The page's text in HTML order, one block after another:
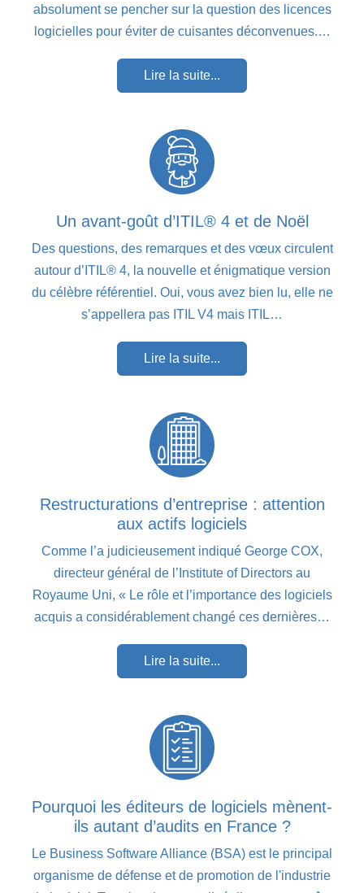
absolument se pencher sur la question des licences
logicielles pour éviter de cuisantes déconvenues.…
Lire la suite...
Un avant-goût d’ITIL® 4 et de Noël
Des questions, des remarques et des vœux circulent
autour d’ITIL® 4, la nouvelle et énigmatique version
du célèbre référentiel. Oui, vous avez bien lu, elle ne
s’appellera pas ITIL V4 mais ITIL…
Lire la suite...
Restructurations d’entreprise : attention
aux actifs logiciels
Comme l’a judicieusement indiqué George COX,
directeur général de l’Institute of Directors au
Royaume Uni, « Le rôle et l’importance des logiciels
acquis a considérablement changé ces dernières…
Lire la suite...
Pourquoi les éditeurs de logiciels mènent-
ils autant d’audits en France ?
Le Business Software Alliance (BSA) est le principal
organisme de défense et de promotion de l'industrie